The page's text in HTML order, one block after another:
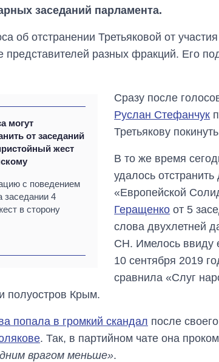
заседаний парламента.
об отстранении Третьяковой от
представителей разных фракций. Его
могут
от заседаний
жест
с поведением
заседании 4
в сторону
Сразу после
Руслан Стефанчук
Третьякову
В то же время
удалось отстранить
«Европейской
Геращенко от 5
слова двухлетней
СН. Имелось ввиду
10 сентября 2019
сравнила «Слуг
полуостров Крым.
попала в громкий скандал после
. Так, в партийном чате она
врагом меньше».